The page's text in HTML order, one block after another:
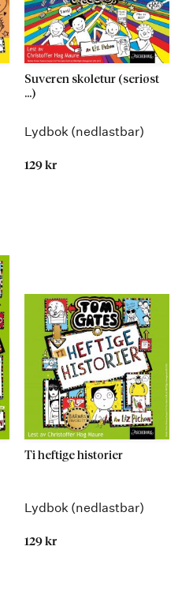
Suveren skoletur (seriøst
...)
Lydbok (nedlastbar)
129 kr
Ti heftige historier
Lydbok (nedlastbar)
129 kr